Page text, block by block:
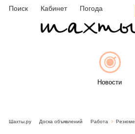
Поиск Кабинет Погода
Новости
Шахты.ру Доска объявлений Работа Резюме